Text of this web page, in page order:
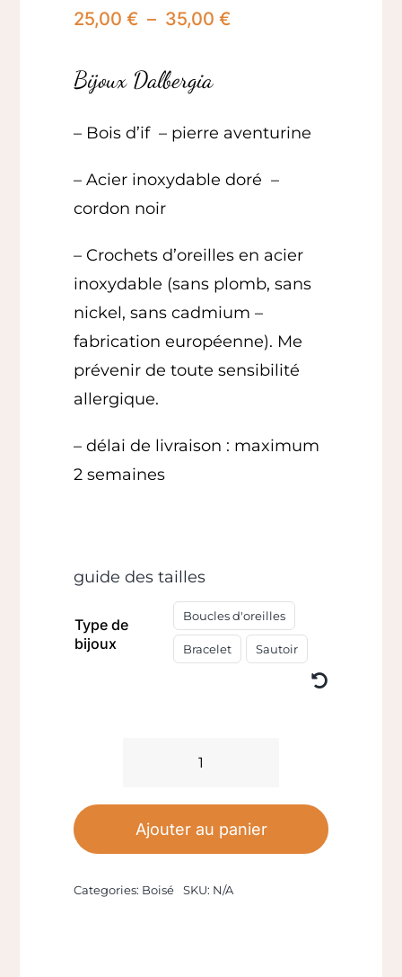
25,00€ – 35,00€
35,00 €
Bijoux Dalbergia
– Bois d’if– pierre aventurine
– Acier inoxydable doré –
cordon noir
– Crochets d’oreilles en acier
inoxydable (sans plomb, sans
nickel, sans cadmium –
fabrication européenne). Me
prévenir de toute sensibilité
allergique.
– délai de livraison : maximum
2 semaines
guide des tailles
Type de
bijoux
Boucles d'oreilles
Bracelet Sautoir
quantité
Bijoux
clair
Ajouter au panier
Categories: Boisé SKU: N/A